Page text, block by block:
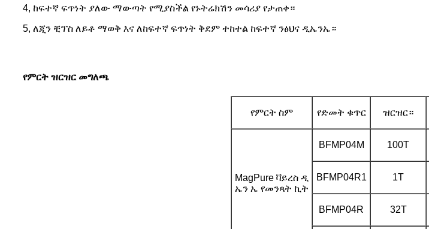
4, ከፍተኛ ፍጥነት ያለው ማውጣት የሚያስችል የኑትሬክሽን መሳሪያ የታጠቀ።
5, ለጂን ቺፕስ ለይቶ ማወቅ እና ለከፍተኛ ፍጥነት ቅደም ተከተል ከፍተኛ ንፅህና ዲኤንኤ።
የምርት ዝርዝር መግለጫ
የምርት ስም የድመት ቁጥር ዝርዝር።
MagPure ቫይረስ ዲ
ኤን ኤ የመንጻት ኪት
BFMP04M 100T
BFMP04R1 1T
BFMP04R 32T